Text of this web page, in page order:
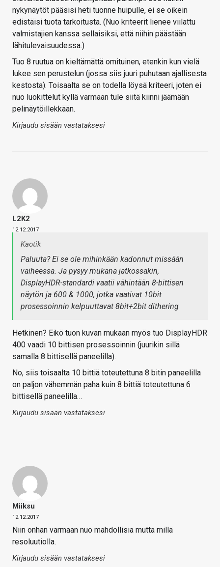
nykynäytöt pääsisi heti tuonne huipulle, ei se oikein
edistäisi tuota tarkoitusta. (Nuo kriteerit lienee viilattu
valmistajien kanssa sellaisiksi, että niihin päästään
lähitulevaisuudessa.)
Tuo 8 ruutua on kieltämättä omituinen, etenkin kun vielä
lukee sen perustelun (jossa siis juuri puhutaan ajallisesta
kestosta). Toisaalta se on todella löysä kriteeri, joten ei
nuo luokittelut kyllä varmaan tule siitä kiinni jäämään
pelinäytöillekkään.
Kirjaudu sisään vastataksesi
L2K2
12.12.2017
Kaotik
Paluuta? Ei se ole mihinkään kadonnut missään
vaiheessa. Ja pysyy mukana jatkossakin,
DisplayHDR-standardi vaatii vähintään 8-bittisen
näytön ja 600 & 1000, jotka vaativat 10bit
prosessoinnin kelpuuttavat 8bit+2bit dithering
Hetkinen? Eikö tuon kuvan mukaan myös tuo DisplayHDR
400 vaadi 10 bittisen prosessoinnin (juurikin sillä
samalla 8 bittisellä paneelilla).
No, siis toisaalta 10 bittiä toteutettuna 8 bitin paneelilla
on paljon vähemmän paha kuin 8 bittiä toteutettuna 6
bittisellä paneelilla…
Kirjaudu sisään vastataksesi
Miiksu
12.12.2017
Niin onhan varmaan nuo mahdollisia mutta millä
resoluutiolla.
Kirjaudu sisään vastataksesi